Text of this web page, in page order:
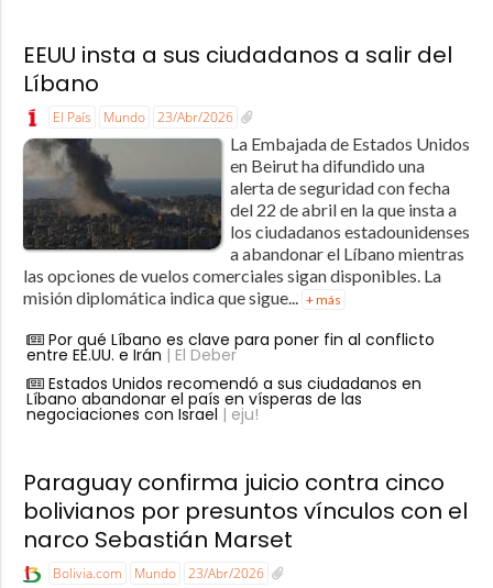
EEUU insta a sus ciudadanos a salir del
Líbano
El País Mundo 23/Abr/2026
La Embajada de Estados Unidos
en Beirut ha difundido una
alerta de seguridad con fecha
del 22 de abril en la que insta a
los ciudadanos estadounidenses
a abandonar el Líbano mientras
las opciones de vuelos comerciales sigan disponibles. La
misión diplomática indica que sigue... + más
Por qué Líbano es clave para poner fin al conflicto
entre EE.UU. e Irán | El Deber
Estados Unidos recomendó a sus ciudadanos en
Líbano abandonar el país en vísperas de las
negociaciones con Israel | eju!
Paraguay confirma juicio contra cinco
bolivianos por presuntos vínculos con el
narco Sebastián Marset
Bolivia.com Mundo 23/Abr/2026